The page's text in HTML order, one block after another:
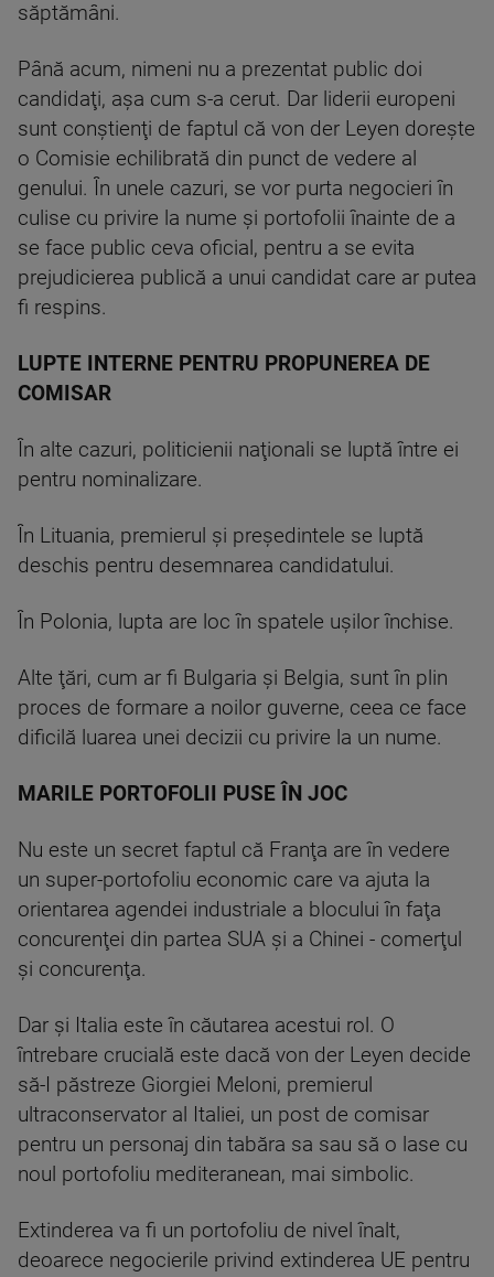
săptămâni.
Până acum, nimeni nu a prezentat public doi
candidaţi, aşa cum s-a cerut. Dar liderii europeni
sunt conştienţi de faptul că von der Leyen doreşte
o Comisie echilibrată din punct de vedere al
genului. În unele cazuri, se vor purta negocieri în
culise cu privire la nume şi portofolii înainte de a
se face public ceva oficial, pentru a se evita
prejudicierea publică a unui candidat care ar putea
fi respins.
LUPTE INTERNE PENTRU PROPUNEREA DE
COMISAR
În alte cazuri, politicienii naţionali se luptă între ei
pentru nominalizare.
În Lituania, premierul şi preşedintele se luptă
deschis pentru desemnarea candidatului.
În Polonia, lupta are loc în spatele uşilor închise.
Alte ţări, cum ar fi Bulgaria şi Belgia, sunt în plin
proces de formare a noilor guverne, ceea ce face
dificilă luarea unei decizii cu privire la un nume.
MARILE PORTOFOLII PUSE ÎN JOC
Nu este un secret faptul că Franţa are în vedere
un super-portofoliu economic care va ajuta la
orientarea agendei industriale a blocului în faţa
concurenţei din partea SUA şi a Chinei - comerţul
şi concurenţa.
Dar şi Italia este în căutarea acestui rol. O
întrebare crucială este dacă von der Leyen decide
să-I păstreze Giorgiei Meloni, premierul
ultraconservator al Italiei, un post de comisar
pentru un personaj din tabăra sa sau să o lase cu
noul portofoliu mediteranean, mai simbolic.
Extinderea va fi un portofoliu de nivel înalt,
deoarece negocierile privind extinderea UE pentru